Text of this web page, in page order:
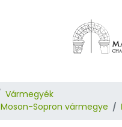
Vármegyék
Sopron vármegye